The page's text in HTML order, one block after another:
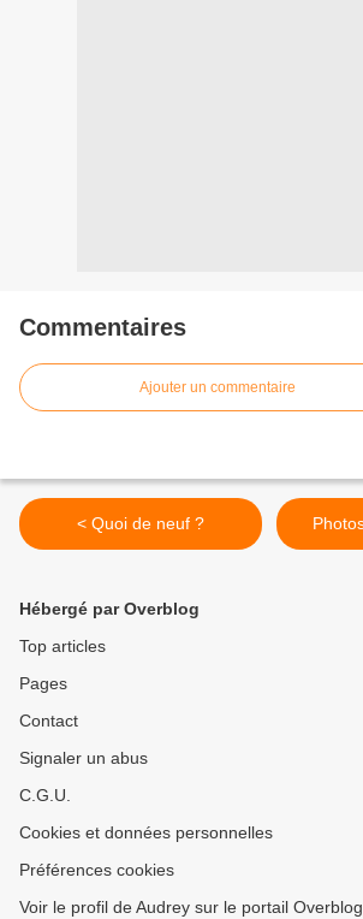
Commentaires
Ajouter un commentaire
< Quoi de neuf ?
Hébergé par Overblog
Top articles
Pages
Contact
Signaler un abus
C.G.U.
Cookies et données personnelles
Préférences cookies
Voir le profil de Audrey sur le portail Overblog